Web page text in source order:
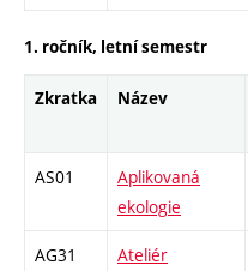
1. ročník, letní semestr
Zkratka Název
AS01
Aplikovaná
ekologie
AG31
Ateliér